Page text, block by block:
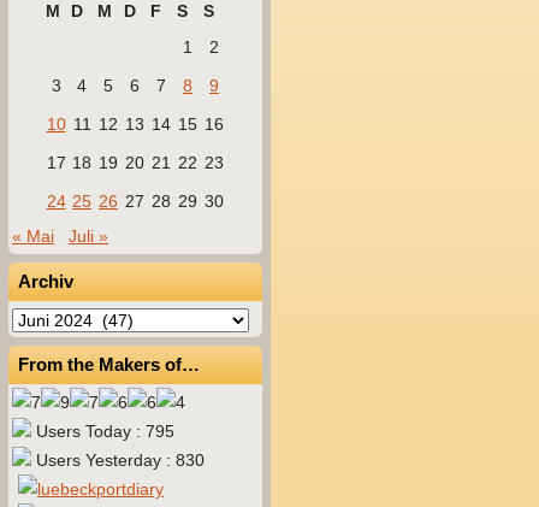
M
D M D F S
S
1
2
3
4 5 6 7 8
9
10 11 12 13 14 15 16
17 18 19 20 21 22 23
24 25 26 27 28 29 30
« Mai
Juli »
Archiv
Archiv
From the Makers of…
Users Today : 795
Users Yesterday : 830